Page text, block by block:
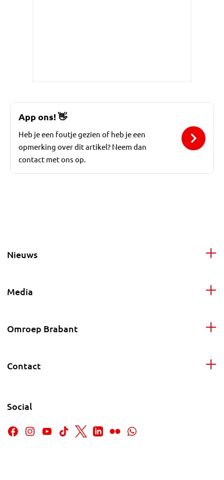
App ons!👋
Heb je een foutje gezien of heb je een
opmerking over dit artikel? Neem dan
contact met ons op.
Nieuws
Media
Omroep Brabant
Contact
Social